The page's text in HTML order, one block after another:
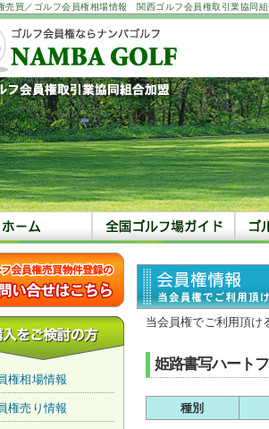
売買／ゴルフ会員権相場情報 関西ゴルフ会員権取引業協同
権相場情報
権売り情報
当会員権でご利用頂け
姫路書写ハート
種別